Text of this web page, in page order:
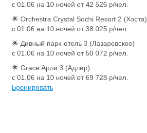
с 01.06 на 10 ночей от 42 526 р/чел.
🌟 Orchestra Crystal Sochi Resort 2 (Хоста)
с 01.06 на 10 ночей от 38 025 р/чел.
🌟 Дивный парк-отель 3 (Лазаревское)
с 01.06 на 10 ночей от 50 072 р/чел.
🌟 Grace Арли 3 (Адлер)
с 01.06 на 10 ночей от 69 728 р/чел.
Бронировать